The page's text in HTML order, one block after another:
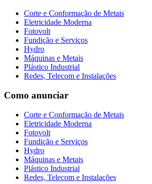
Corte e Conformação de Metais
Eletricidade Moderna
Fotovolt
Fundição e Serviços
Hydro
Máquinas e Metais
Plástico Industrial
Redes, Telecom e Instalações
Como anunciar
Corte e Conformação de Metais
Eletricidade Moderna
Fotovolt
Fundição e Serviços
Hydro
Máquinas e Metais
Plástico Industrial
Redes, Telecom e Instalações